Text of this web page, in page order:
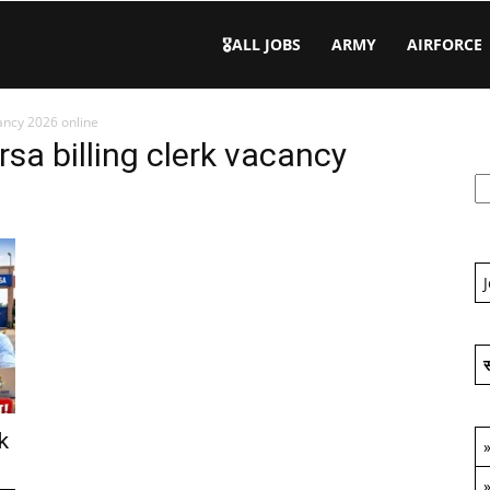
🎖️ALL JOBS ARMY AIRFORCE
2026 online
billing clerk vacancy
»